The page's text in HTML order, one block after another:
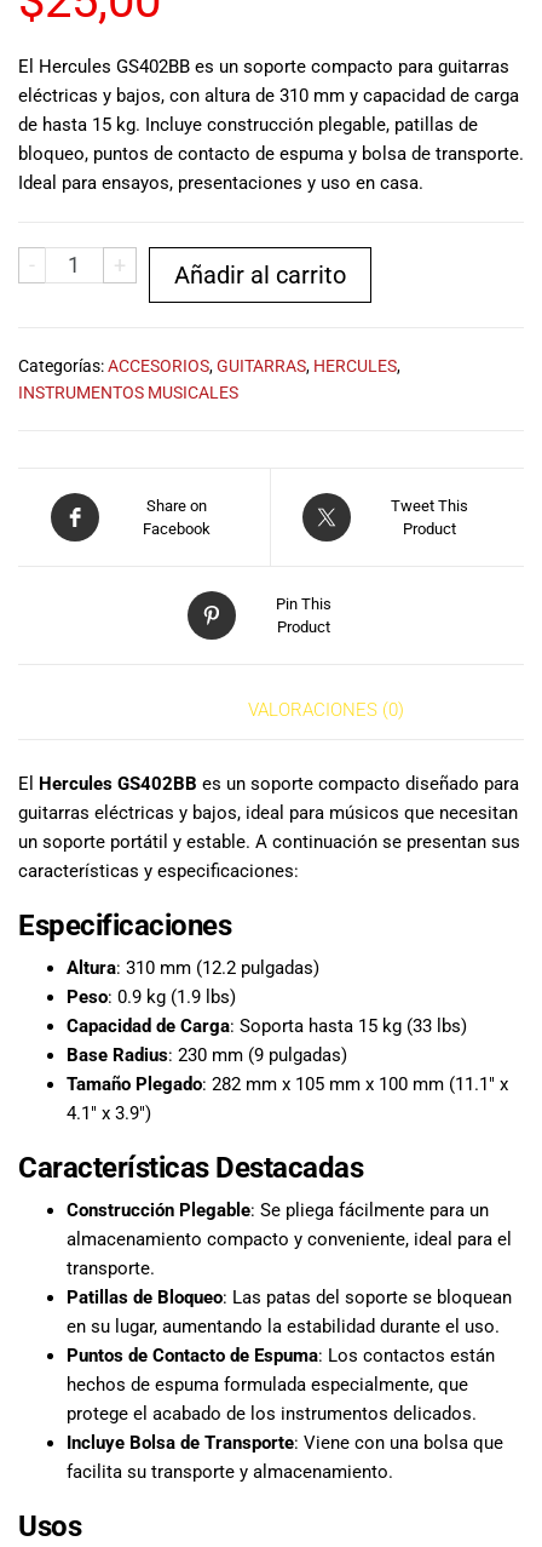
de expertos en
música está
aquí para
ayudarte a
encontrar el
audio
adecuado para
al cliente
posible.
competitivos y
promociones
clientes. Ven a
visitarnos en
o haz tu
de nuestra
página web y
recibe tu
pedido en la
tu hogar.
mundo de la
música con
Import Music
Ecuador!
El Hercules GS402BB es un soporte compacto para guitarras
eléctricas y bajos, con altura de 310 mm y capacidad de carga
de hasta 15 kg. Incluye construcción plegable, patillas de
bloqueo, puntos de contacto de espuma y bolsa de transporte.
Ideal para ensayos, presentaciones y uso en casa.
- + Añadir al carrito
Categorías:ACCESORIOS,GUITARRAS, HERCULES,
INSTRUMENTOS MUSICALES
Share on
Facebook
Tweet This
Product
Pin This
Product
VALORACIONES (0)
El Hercules GS402BB es un soporte compacto diseñado para
guitarras eléctricas y bajos, ideal para músicos que necesitan
un soporte portátil y estable. A continuación se presentan sus
características y especificaciones:
Especificaciones
Altura: 310 mm (12.2 pulgadas)
Peso: 0.9 kg (1.9 lbs)
Capacidad de Carga: Soporta hasta 15 kg (33 lbs)
Base Radius: 230 mm (9 pulgadas)
Tamaño Plegado: 282 mm x 105 mm x 100 mm (11.1″ x
4.1″ x 3.9″)
Características Destacadas
Construcción Plegable: Se pliega fácilmente para un
almacenamiento compacto y conveniente, ideal para el
transporte.
Patillas de Bloqueo: Las patas del soporte se bloquean
en su lugar, aumentando la estabilidad durante el uso.
Puntos de Contacto de Espuma: Los contactos están
hechos de espuma formulada especialmente, que
protege el acabado de los instrumentos delicados.
Incluye Bolsa de Transporte: Viene con una bolsa que
facilita su transporte y almacenamiento.
Usos